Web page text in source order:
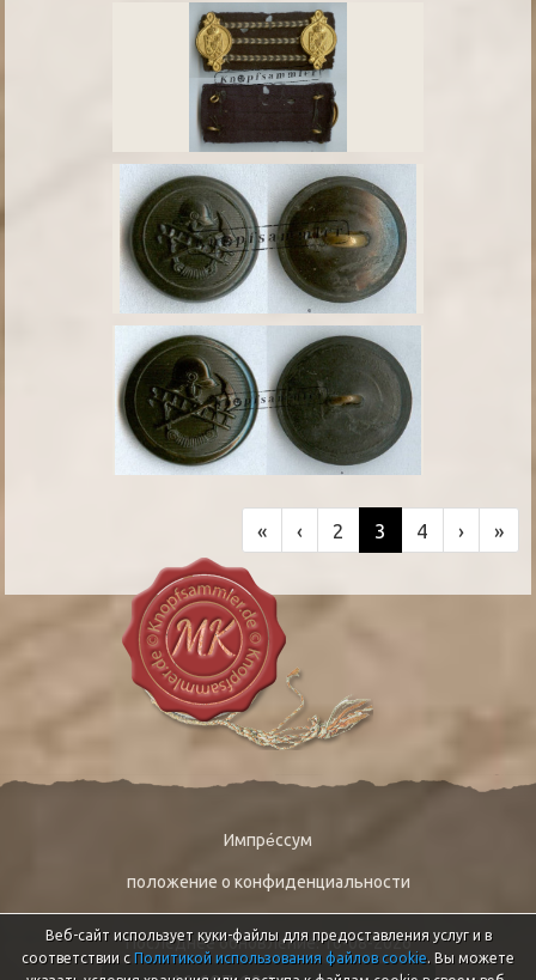
« ‹ 2 3 4 › »
Импре́ссум
положение о конфиденциальности
Последнее обновление: 10-08-2026
Веб-сайт использует куки-файлы для предоставления услуг и в
соответствии с Политикой использования файлов cookie. Вы можете